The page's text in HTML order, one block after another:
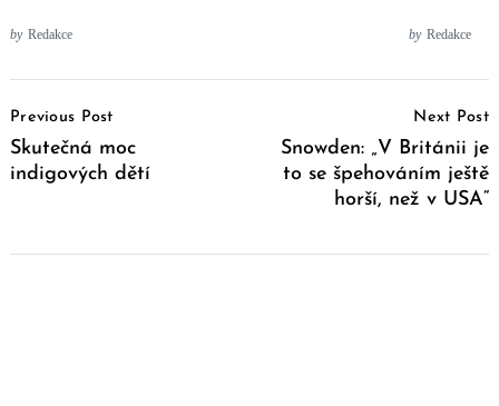
by Redakce by Redakce
Navigation
Previous Post
Skutečná moc
indigových dětí
Next Post
Snowden: „V Británii je
to se špehováním ještě
horší, než v USA“